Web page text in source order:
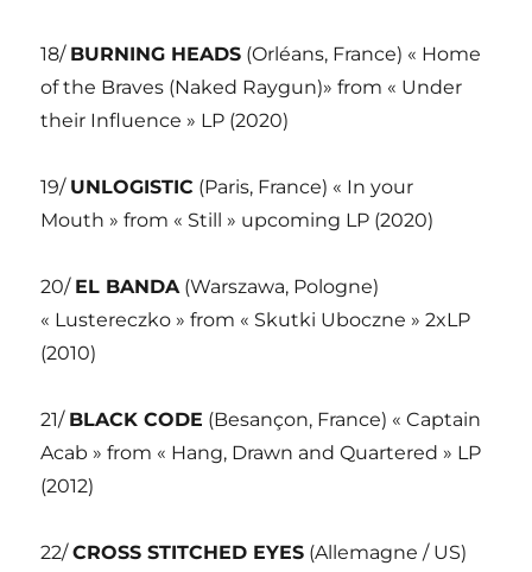
18/ BURNING HEADS (Orléans, France) « Home
of the Braves (Naked Raygun)» from « Under
their Influence » LP (2020)
19/ UNLOGISTIC (Paris, France) « In your
Mouth » from « Still » upcoming LP (2020)
20/ EL BANDA (Warszawa, Pologne)
« Lustereczko » from « Skutki Uboczne » 2xLP
(2010)
21/ BLACK CODE (Besançon, France) « Captain
Acab » from « Hang, Drawn and Quartered » LP
(2012)
22/CROSS STITCHED EYES (Allemagne / US)